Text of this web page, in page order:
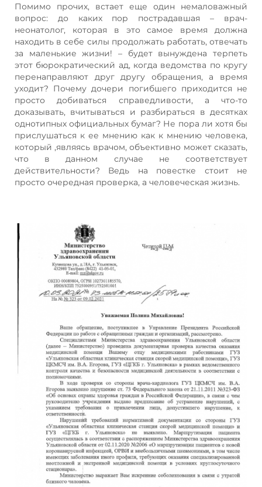
Помимо прочих, встает еще один немаловажный
вопрос: до каких пор пострадавшая – врач-
неонатолог, которая в это самое время должна
находить в себе силы продолжать работать, отвечать
за маленькие жизни! – будет вынуждена терпеть
этот бюрократический ад, когда ведомства по кругу
перенаправляют друг другу обращения, а время
уходит? Почему дочери погибшего приходится не
просто добиваться справедливости, а что-то
доказывать, вчитываться и разбираться в десятках
однотипных официальных бумаг? Не пора ли хотя бы
прислушаться к ее мнению как к мнению человека,
который ,являясь врачом, объективно может сказать,
что в данном случае не соответствует
действительности? Ведь на повестке стоит не
просто очередная проверка, а человеческая жизнь.